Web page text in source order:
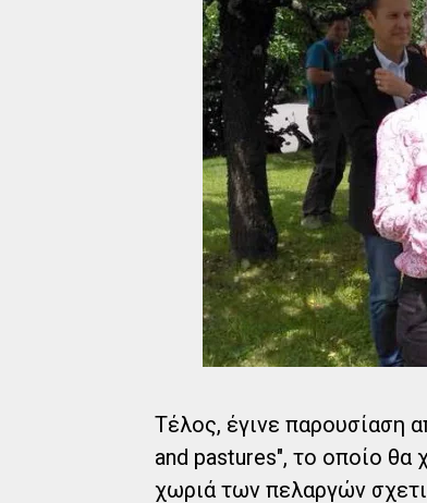
Τέλος, έγινε παρουσίαση
and pastures", το οποίο θα
χωριά των πελαργών